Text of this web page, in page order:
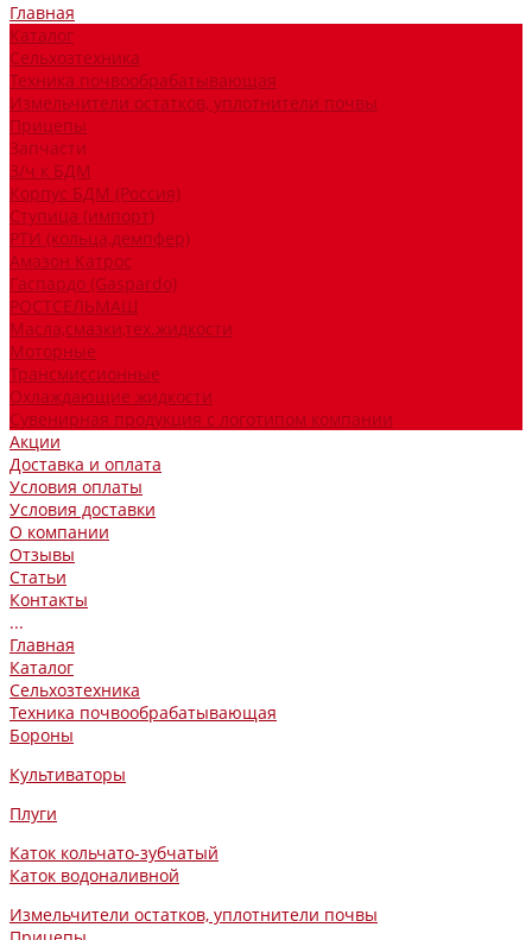
Главная
Каталог
Сельхозтехника
Техника почвообрабатывающая
Измельчители остатков, уплотнители почвы
Прицепы
Запчасти
З/ч к БДМ
Корпус БДМ (Россия)
Ступица (импорт)
РТИ (кольца,демпфер)
Амазон Катрос
Гаспардо (Gaspardo)
РОСТСЕЛЬМАШ
Масла,смазки,тех.жидкости
Моторные
Трансмиссионные
Охлаждающие жидкости
Сувенирная продукция с логотипом компании
Акции
Доставка и оплата
Условия оплаты
Условия доставки
О компании
Отзывы
Статьи
Контакты
...
Главная
Каталог
Сельхозтехника
Техника почвообрабатывающая
Бороны
Культиваторы
Плуги
Каток кольчато-зубчатый
Каток водоналивной
Измельчители остатков, уплотнители почвы